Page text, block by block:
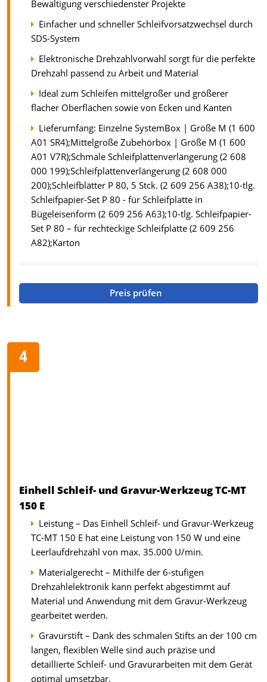
Bewältigung verschiedenster Projekte
Einfacher und schneller Schleifvorsatzwechsel durch
SDS-System
Elektronische Drehzahlvorwahl sorgt für die perfekte
Drehzahl passend zu Arbeit und Material
Ideal zum Schleifen mittelgroßer und größerer
flacher Oberflächen sowie von Ecken und Kanten
Lieferumfang: Einzelne SystemBox | Größe M (1 600
A01 SR4);Mittelgroße Zubehörbox | Größe M (1 600
A01 V7R);Schmale Schleifplattenverlängerung (2 608
000 199);Schleifplattenverlängerung (2 608 000
200);Schleifblätter P 80, 5 Stck. (2 609 256 A38);10-tlg.
Schleifpapier-Set P 80 - für Schleifplatte in
Bügeleisenform (2 609 256 A63);10-tlg. Schleifpapier-
Set P 80 – für rechteckige Schleifplatte (2 609 256
A82);Karton
Preis prüfen
Einhell Schleif- und Gravur-Werkzeug TC-MT
150 E
Leistung – Das Einhell Schleif- und Gravur-Werkzeug
TC-MT 150 E hat eine Leistung von 150 W und eine
Leerlaufdrehzahl von max. 35.000 U/min.
Materialgerecht – Mithilfe der 6-stufigen
Drehzahlelektronik kann perfekt abgestimmt auf
Material und Anwendung mit dem Gravur-Werkzeug
gearbeitet werden.
Gravurstift – Dank des schmalen Stifts an der 100 cm
langen, flexiblen Welle sind auch präzise und
detaillierte Schleif- und Gravurarbeiten mit dem Gerät
optimal umsetzbar.